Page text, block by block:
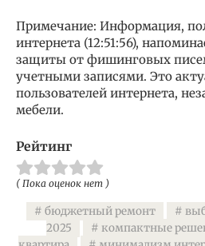
Примечание: Информация,
интернета (12:51:56),
защиты от фишинговых
учетными записями. Это
пользователей интернета,
мебели.
Рейтинг
( Пока оценок нет )
бюджетный ремонт
2025
компактные